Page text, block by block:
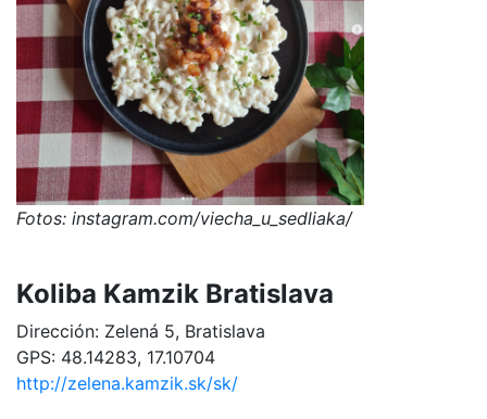
Fotos: instagram.com/viecha_u_sedliaka/
Koliba Kamzik Bratislava
Dirección: Zelená 5, Bratislava
GPS: 48.14283, 17.10704
http://zelena.kamzik.sk/sk/